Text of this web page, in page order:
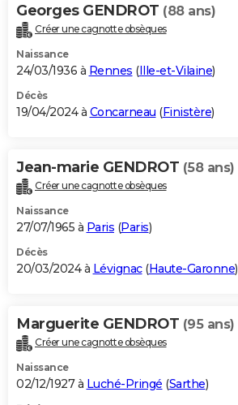
Georges GENDROT (88 ans)
Créer une cagnotte obsèques
Naissance
24/03/1936 à Rennes (Ille-et-Vilaine)
Décès
19/04/2024 à Concarneau (Finistère)
Jean-marie GENDROT (58 ans)
Créer une cagnotte obsèques
Naissance
27/07/1965 à Paris (Paris)
Décès
20/03/2024 à Lévignac(Haute-Garonne)
Marguerite GENDROT (95 ans)
Créer une cagnotte obsèques
Naissance
02/12/1927 à Luché-Pringé (Sarthe)